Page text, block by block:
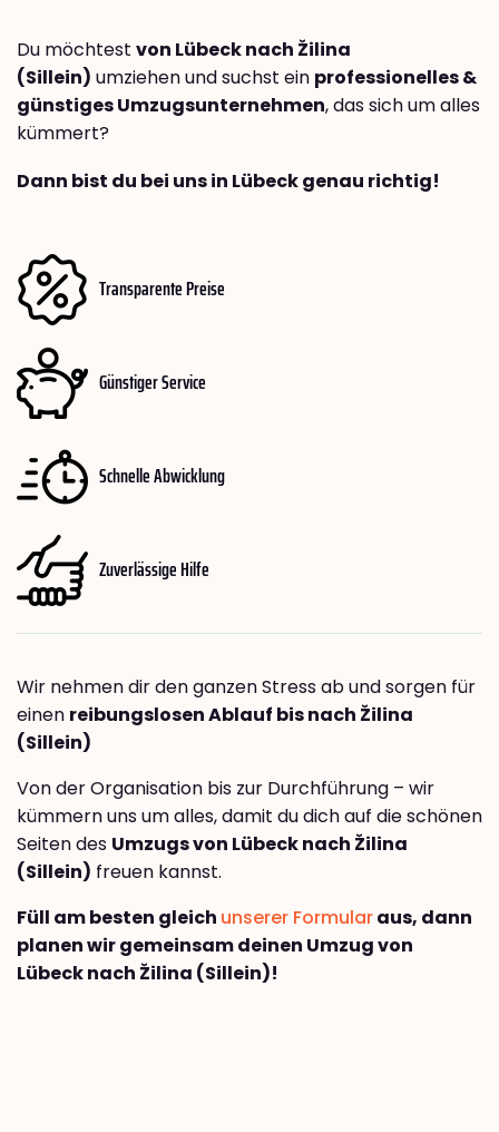
Du möchtest von Lübeck nach Žilina
(Sillein) umziehen und suchst ein professionelles &
günstiges Umzugsunternehmen, das sich um alles
kümmert?
Dann bist du bei uns in Lübeck genau richtig!
Transparente Preise
Günstiger Service
Schnelle Abwicklung
Zuverlässige Hilfe
Wir nehmen dir den ganzen Stress ab und sorgen für
einen reibungslosen Ablauf bis nach Žilina
(Sillein)
Von der Organisation bis zur Durchführung – wir
kümmern uns um alles, damit du dich auf die schönen
Seiten des Umzugs von Lübeck nach Žilina
(Sillein) freuen kannst.
Füll am besten gleich unserer Formularaus, dann
planen wir gemeinsam deinen Umzug von
Lübeck nach Žilina (Sillein)!